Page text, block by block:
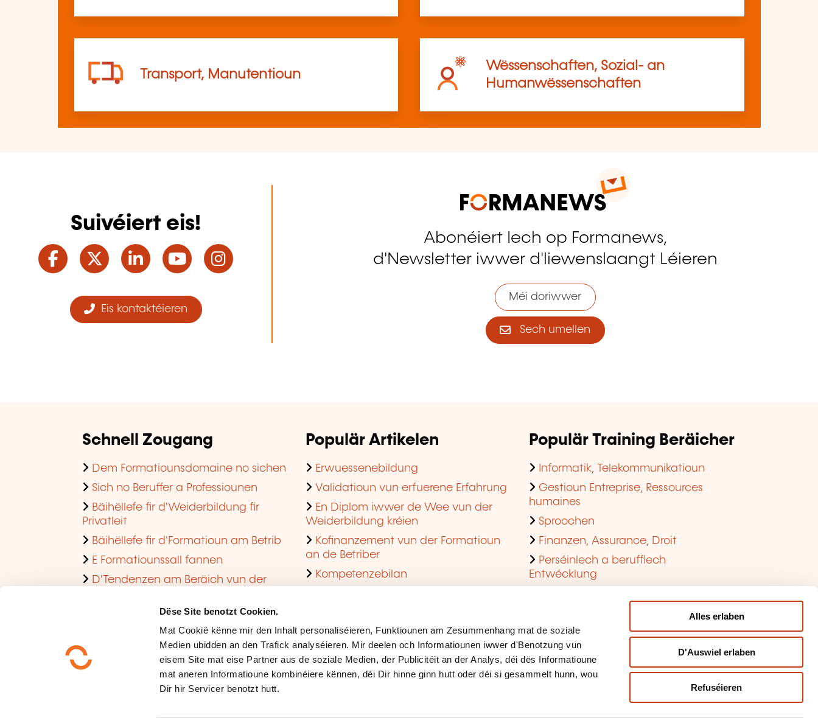
Dëse Site benotzt Cookien.
Mat Cookië kënne mir den Inhalt personaliséieren, Funktiounen am Zesummenhang mat de soziale
Medien ubidden an den Trafick analyséieren. Mir deelen och Informatiounen iwwer d'Benotzung vun
eisem Site mat eise Partner aus de soziale Medien, der Publicitéit an der Analys, déi dës Informatioune
mat aneren Informatioune kombinéiere kënnen, déi Dir hinne ginn hutt oder déi si gesammelt hunn, wou
Dir hir Servicer benotzt hutt.
Alles erlaben
D'Auswiel erlaben
Refuséieren
Transport, Manutentioun
Wëssenschaften, Sozial- an
Humanwëssenschaften
Suivéiert eis!
Facebook
TwitterLinkedInYouTube
Eis kontaktéieren
Abonéiert Iech op Formanews,
d'Newsletter iwwer d'liewenslaangt Léieren
Méi doriwwer
Sech umellen
Schnell Zougang
Dem Formatiounsdomaine no sichen
Sich no Beruffer a Professiounen
Bäihëllefe fir d'Weiderbildung fir
Privatleit
Bäihëllefe fir d'Formatioun am Betrib
E Formatiounssall fannen
D'Tendenzen am Beräich vun der
Populär Artikelen
Erwuessenebildung
Validatioun vun erfuerene Erfahrung
En Diplom iwwer de Wee vun der
Weiderbildung kréien
Kofinanzement vun der Formatioun
an de Betriber
Kompetenzebilan
Populär Training Beräicher
Informatik, Telekommunikatioun
Gestioun Entreprise, Ressources
humaines
Sproochen
Finanzen, Assurance, Droit
Perséinlech a berufflech
Entwécklung